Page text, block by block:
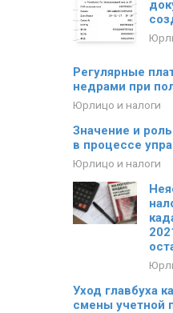
Регулярные
недрами при
Юрлицо и налоги
Значение и роль
в процессе
Юрлицо и налоги
Уход главбуха
смены учетной